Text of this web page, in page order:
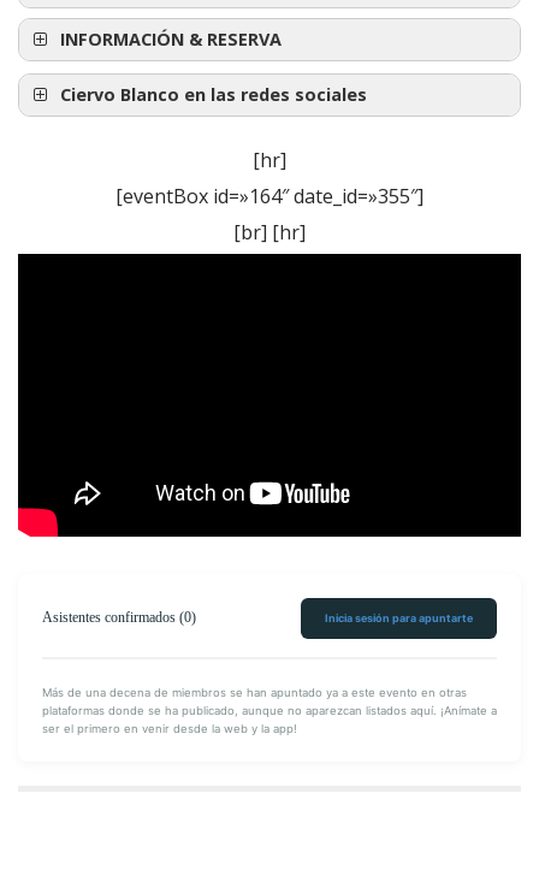
INFORMACIÓN & RESERVA
Jōnetsu monogatari
Ciervo Blanco en las redes sociales
Míranos en
[hr]
[eventBox id=»164″ date_id=»355″]
[br] [hr]
Asistentes confirmados (0) Inicia sesión para apuntarte
Más de una decena de miembros se han apuntado ya a este evento en otras
plataformas donde se ha publicado, aunque no aparezcan listados aquí. ¡Anímate a
ser el primero en venir desde la web y la app!